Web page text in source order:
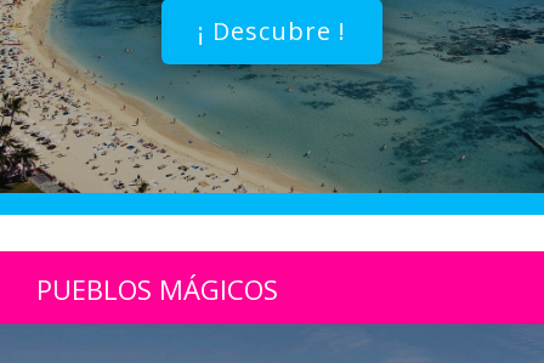
¡ Descubre !
PUEBLOS MÁGICOS